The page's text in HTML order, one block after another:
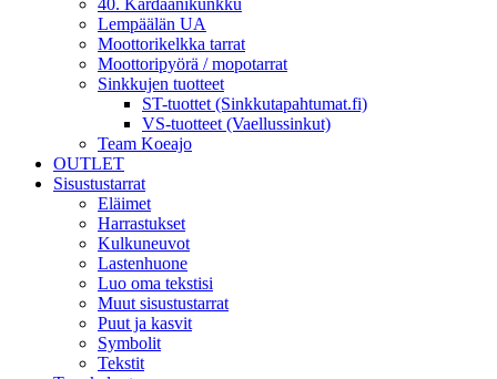
40. Kardaanikunkku
Lempäälän UA
Moottorikelkka tarrat
Moottoripyörä / mopotarrat
Sinkkujen tuotteet
ST-tuottet (Sinkkutapahtumat.fi)
VS-tuotteet (Vaellussinkut)
Team Koeajo
OUTLET
Sisustustarrat
Eläimet
Harrastukset
Kulkuneuvot
Lastenhuone
Luo oma tekstisi
Muut sisustustarrat
Puut ja kasvit
Symbolit
Tekstit